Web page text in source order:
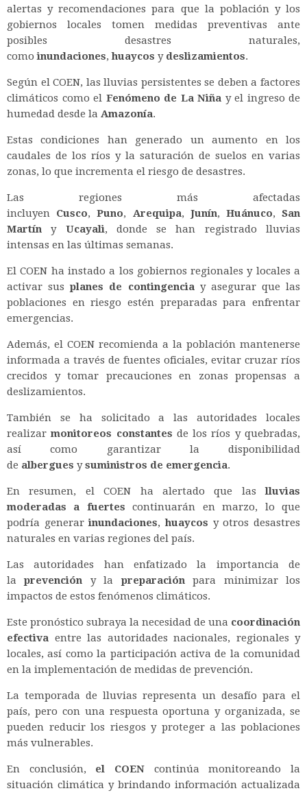
alertas y recomendaciones para que la población y los
gobiernos locales tomen medidas preventivas ante
posibles desastres naturales,
comoinundaciones,huaycos y deslizamientos.
Según el COEN, las lluvias persistentes se deben a factores
climáticos como el Fenómeno de La Niña y el ingreso de
humedad desde la Amazonía.
Estas condiciones han generado un aumento en los
caudales de los ríos y la saturación de suelos en varias
zonas, lo que incrementa el riesgo de desastres.
Las regiones más afectadas
incluyen Cusco,Puno, Arequipa, Junín, Huánuco,San
Martín y Ucayali, donde se han registrado lluvias
intensas en las últimas semanas.
El COEN ha instado a los gobiernos regionales y locales a
activar susplanes de contingenciay asegurar que las
poblaciones en riesgo estén preparadas para enfrentar
emergencias.
Además, el COEN recomienda a la población mantenerse
informada a través de fuentes oficiales, evitar cruzar ríos
crecidos y tomar precauciones en zonas propensas a
deslizamientos.
También se ha solicitado a las autoridades locales
realizarmonitoreos constantes de los ríos y quebradas,
así como garantizar la disponibilidad
de albergues ysuministros de emergencia.
En resumen, el COEN ha alertado que laslluvias
moderadas a fuertes continuarán en marzo, lo que
podría generarinundaciones,huaycos y otros desastres
naturales en varias regiones del país.
Las autoridades han enfatizado la importancia de
laprevención y la preparaciónpara minimizar los
impactos de estos fenómenos climáticos.
Este pronóstico subraya la necesidad de una coordinación
efectiva entre las autoridades nacionales, regionales y
locales, así como la participación activa de la comunidad
en la implementación de medidas de prevención.
La temporada de lluvias representa un desafío para el
país, pero con una respuesta oportuna y organizada, se
pueden reducir los riesgos y proteger a las poblaciones
más vulnerables.
En conclusión, el COEN continúa monitoreando la
situación climática y brindando información actualizada